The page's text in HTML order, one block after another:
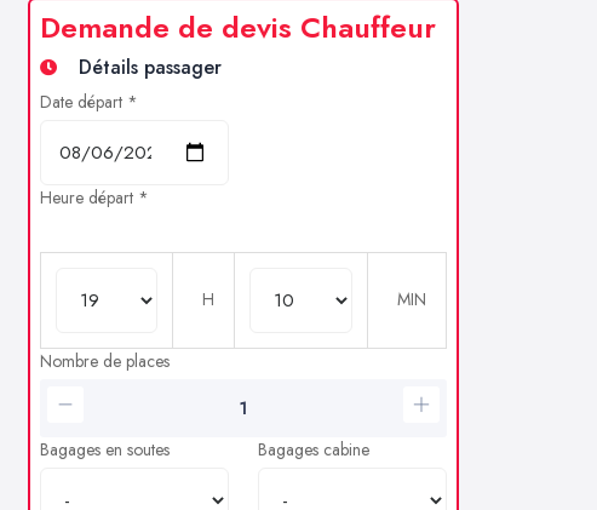
Demande de devis Chauffeur
Détails passager
Date départ *
Heure départ *
H MIN
Nombre de places
Bagages en soutes Bagages cabine